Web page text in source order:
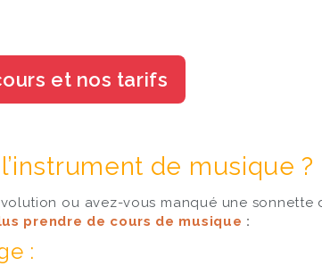
de musique ?
ou avez-vous manqué une sonnette
prendre de cours de musique :
: